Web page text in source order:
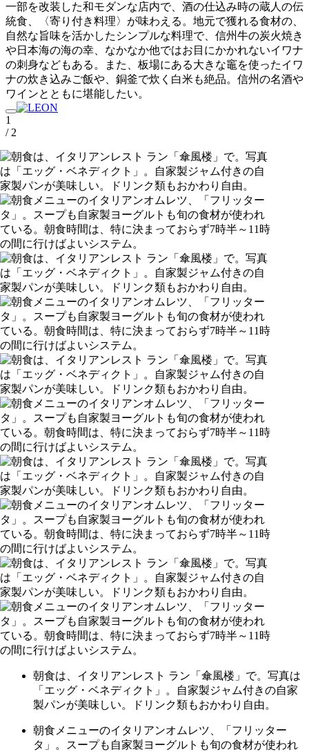
一部を改装した和モダンな店内で、酒の仕込み時の蔵人の伝
統食、〈寄り付き料理〉が味わえる。地元で獲れる食材の、
自然な旨味を活かしたシンプルな料理で、信州牛の炭火焼き
や日本海の海の幸、なかなか他ではお目にかかれないイワナ
の刺身などもある。また、板場にある大きな竈を使ったイワ
ナの炊き込みご飯や、銅釜で炊く白米も絶品。信州の名酒や
ワインとともに堪能したい。
1
/ 2
朝食は、イタリアンレスト ラン「傘風楼」で。写真は
「エッグ・ベネディクト」。自家製ジャム付きの自家
製パンが美味しい。ドリンク類もおかわり自由。
朝食メニューのイタリアンオムレツ、「フリッター
タ」。スープも自家製ヨーグルトも旬の食材が使われ